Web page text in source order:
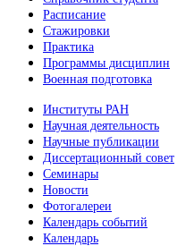
Расписание
Стажировки
Практика
Программы дисциплин
Военная подготовка
Институты РАН
Научная деятельность
Научные публикации
Диссертационный совет
Семинары
Новости
Фотогалереи
Календарь событий
Календарь